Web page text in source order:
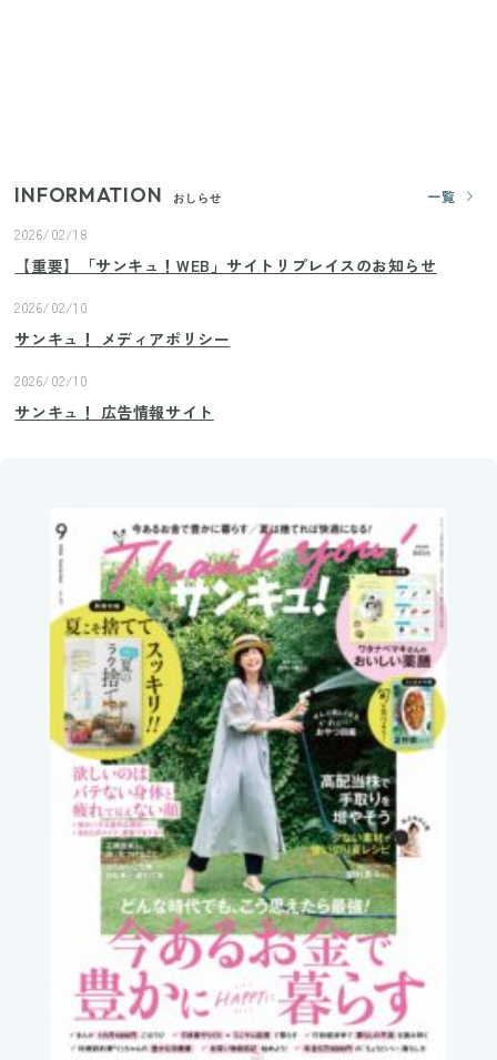
INFORMATION おしらせ
一覧
2026/02/18
【重要】「サンキュ！WEB」サイトリプレイスのお知らせ
2026/02/10
サンキュ！ メディアポリシー
2026/02/10
サンキュ！ 広告情報サイト